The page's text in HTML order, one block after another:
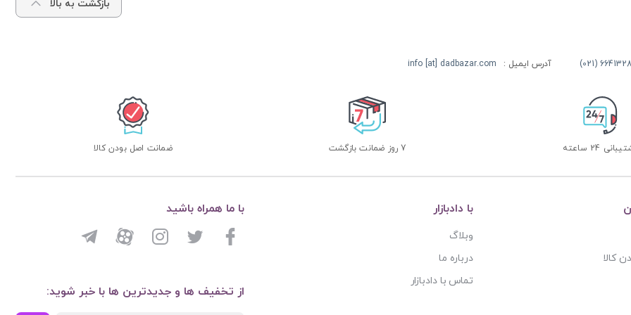
بازگشت به بالا
آدرس ایمیل : info [at] dadbazar.com
24 ساعته 7 روز ضمانت بازگشت ضمانت اصل بودن کالا
کالا
با دادبازار
وبلاگ
درباره ما
تماس با دادبازار
از تخفیف ها و جدیدترین ها با خبر شوید:
با ما همراه باشید